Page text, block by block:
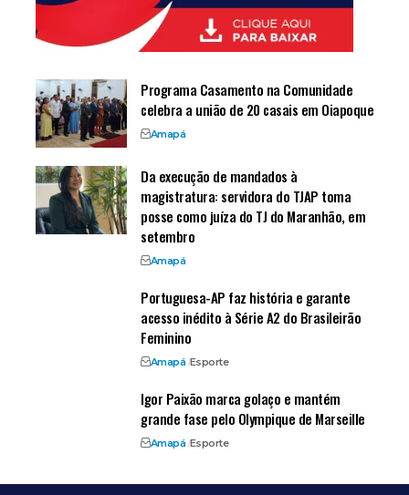
Programa Casamento na Comunidade
celebra a união de 20 casais em Oiapoque
Amapá
Da execução de mandados à
magistratura: servidora do TJAP toma
posse como juíza do TJ do Maranhão, em
setembro
Amapá
Portuguesa-AP faz história e garante
acesso inédito à Série A2 do Brasileirão
Feminino
Amapá Esporte
Igor Paixão marca golaço e mantém
grande fase pelo Olympique de Marseille
Amapá Esporte